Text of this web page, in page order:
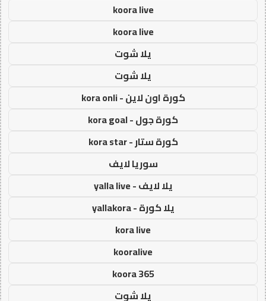
koora live
koora live
يلا شوت
يلا شوت
كورة اون لاين - kora onli
كورة جول - kora goal
كورة ستار - kora star
سوريا لايف
يلا لايف - yalla live
يلا كورة - yallakora
kora live
kooralive
koora 365
يلا شوت